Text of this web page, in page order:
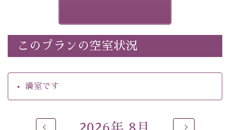
■お座敷風呂（大浴場）
温泉の成分に合わせ、防菌防カビの特殊素材の畳を使
※男性大浴場までのご移動には階段がございます。 予め
ご了承のほどお願いいたします。
貸切温泉風呂
（40分2000円）
このプランの空室状況
満室です